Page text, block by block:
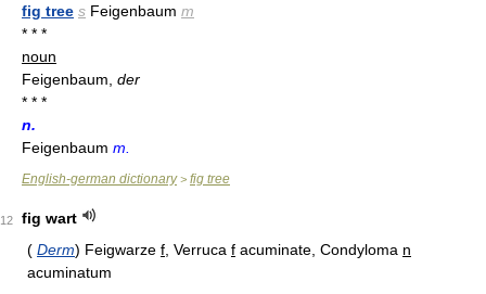
fig tree s Feigenbaum m
* * *
noun
Feigenbaum, der
* * *
n.
Feigenbaum m.
English-german dictionary> fig tree
12
fig wart
( Derm) Feigwarze f , Verruca f acuminate, Condyloma n
acuminatum